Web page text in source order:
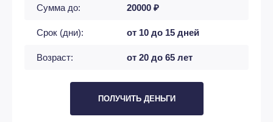
Сумма до: 20000 ₽
Срок (дни): от 10 до 15 дней
Возраст: от 20 до 65 лет
ПОЛУЧИТЬ ДЕНЬГИ